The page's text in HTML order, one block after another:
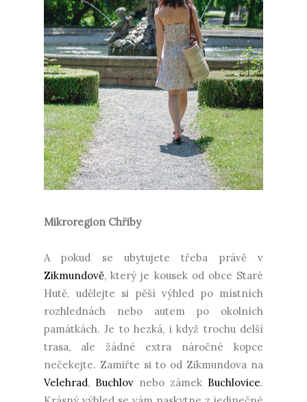
Mikroregion Chřiby
A pokud se ubytujete třeba právě v
Zikmundově, který je kousek od obce Staré
Hutě, udělejte si pěší výhled po místních
rozhlednách nebo autem po okolních
památkách. Je to hezká, i když trochu delší
trasa, ale žádné extra náročné kopce
nečekejte. Zamiřte si to od Zikmundova na
Velehrad, Buchlov nebo zámek Buchlovice.